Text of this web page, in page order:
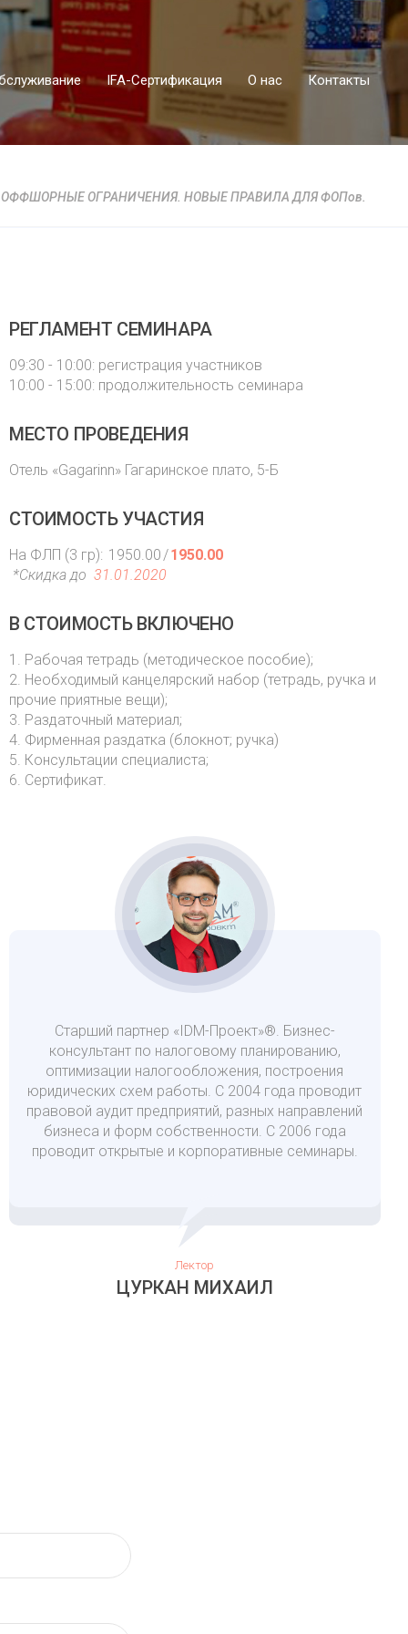
IFA-Сертификация О нас Контакты
ОФФШОРНЫЕ ОГРАНИЧЕНИЯ. НОВЫЕ ПРАВИЛА ДЛЯ ФОПов.
РЕГЛАМЕНТ СЕМИНАРА
09:30 - 10:00: регистрация участников
10:00 - 15:00: продолжительность семинара
МЕСТО ПРОВЕДЕНИЯ
Отель «Gagarinn» Гагаринское плато, 5-Б
СТОИМОСТЬ УЧАСТИЯ
На ФЛП (3 гр): 1950.00/1950.00
*Скидка до 31.01.2020
В СТОИМОСТЬ ВКЛЮЧЕНО
1. Рабочая тетрадь (методическое пособие);
2. Необходимый канцелярский набор (тетрадь, ручка и
прочие приятные вещи);
3. Раздаточный материал;
4. Фирменная раздатка (блокнот; ручка)
5. Консультации специалиста;
6. Сертификат.
Старший партнер «IDM-Проект»®. Бизнес-
консультант по налоговому планированию,
оптимизации налогообложения, построения
юридических схем работы. С 2004 года проводит
правовой аудит предприятий, разных направлений
бизнеса и форм собственности. С 2006 года
проводит открытые и корпоративные семинары.
Лектор
ЦУРКАН МИХАИЛ